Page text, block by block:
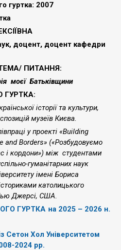
гуртка: 2007
доцент, доцент кафедри
ПИТАННЯ:
моєї Батьківщини
ГУРТКА:
історії та культури,
музеїв Києва.
у проекті «Building
and Borders» («Розбудовуємо
і кордони») між студентами
гуманітарних наук
імені Бориса
католицького
Джерсі, США.
ГУРТКА на 2025 – 2026 н.
Сетон Хол Університетом
2024 рр.